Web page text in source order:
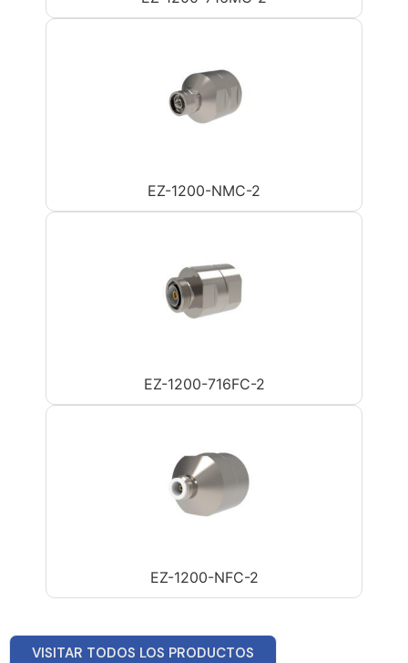
EZ-1200-NMC-2
EZ-1200-716FC-2
EZ-1200-NFC-2
VISITAR TODOS LOS PRODUCTOS